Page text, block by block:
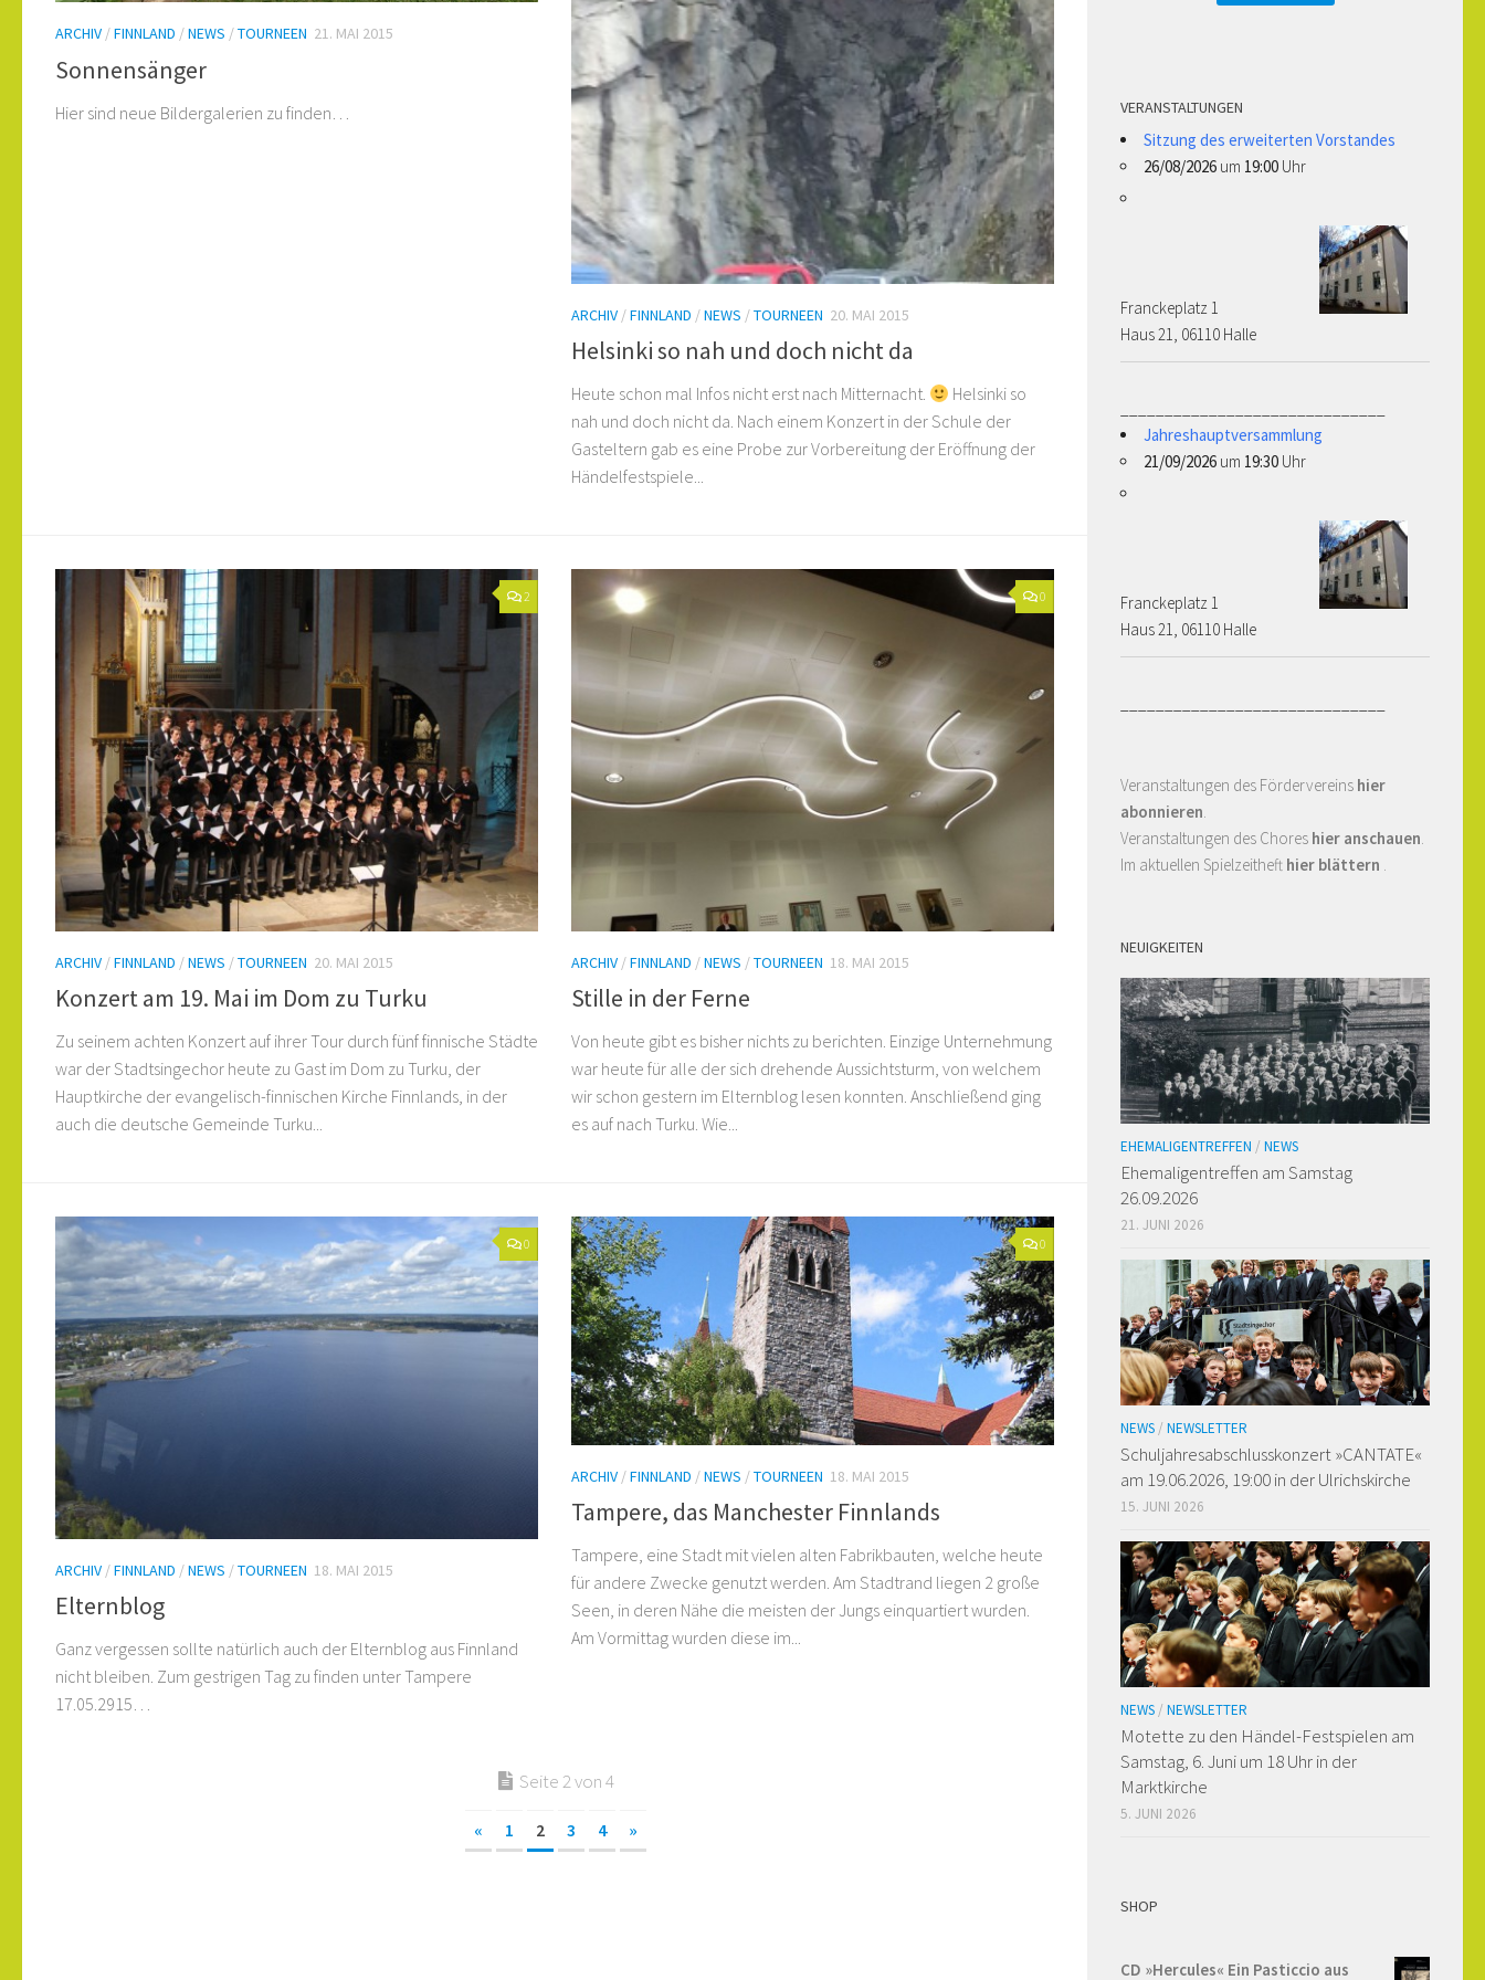
ARCHIV /FINNLAND /NEWS /TOURNEEN 21. MAI 2015
Sonnensänger
Hier sind neue Bildergalerien zu finden…
ARCHIV /FINNLAND /NEWS /TOURNEEN 20. MAI 2015
Helsinki so nah und doch nicht da
Heute schon mal Infos nicht erst nach Mitternacht.
Helsinki so
nah und doch nicht da. Nach einem Konzert in der Schule der
Gasteltern gab es eine Probe zur Vorbereitung der Eröffnung der
Händelfestspiele...
2
ARCHIV /FINNLAND /NEWS /TOURNEEN 20. MAI 2015
Konzert am 19. Mai im Dom zu Turku
Zu seinem achten Konzert auf ihrer Tour durch fünf finnische Städte
war der Stadtsingechor heute zu Gast im Dom zu Turku, der
Hauptkirche der evangelisch-finnischen Kirche Finnlands, in der
auch die deutsche Gemeinde Turku...
0
ARCHIV /FINNLAND /NEWS /TOURNEEN 18. MAI 2015
Stille in der Ferne
Von heute gibt es bisher nichts zu berichten. Einzige Unternehmung
war heute für alle der sich drehende Aussichtsturm, von welchem
wir schon gestern im Elternblog lesen konnten. Anschließend ging
es auf nach Turku. Wie...
0
ARCHIV /FINNLAND /NEWS /TOURNEEN 18. MAI 2015
Elternblog
Ganz vergessen sollte natürlich auch der Elternblog aus Finnland
nicht bleiben. Zum gestrigen Tag zu finden unter Tampere
17.05.2915…
0
ARCHIV /FINNLAND /NEWS /TOURNEEN 18. MAI 2015
Tampere, das Manchester Finnlands
Tampere, eine Stadt mit vielen alten Fabrikbauten, welche heute
für andere Zwecke genutzt werden. Am Stadtrand liegen 2 große
Seen, in deren Nähe die meisten der Jungs einquartiert wurden.
Am Vormittag wurden diese im...
Seite 2 von 4
« 1 2 3 4 »
VERANSTALTUNGEN
Sitzung des erweiterten Vorstandes
26/08/2026 um 19:00 Uhr
Franckeplatz 1 ­­­­
Haus 21, 06110 Halle
Jahreshauptversammlung
21/09/2026 um 19:30 Uhr
Franckeplatz 1 ­­­­
Haus 21, 06110 Halle
Veranstaltungen des Fördervereins hier
abonnieren.
Veranstaltungen des Chores hier anschauen.
Im aktuellen Spielzeitheft hier blättern .
NEUIGKEITEN
EHEMALIGENTREFFEN / NEWS
Ehemaligen­treffen am Samstag
26.09.2026
21. JUNI 2026
NEWS / NEWSLETTER
Schuljahresabschlusskonzert »CANTATE«
am 19.06.2026, 19:00 in der Ulrichskirche
15. JUNI 2026
NEWS / NEWSLETTER
Motette zu den Händel-Festspielen am
Samstag, 6. Juni um 18 Uhr in der
Marktkirche
5. JUNI 2026
SHOP
CD »Hercules« Ein Pasticcio aus